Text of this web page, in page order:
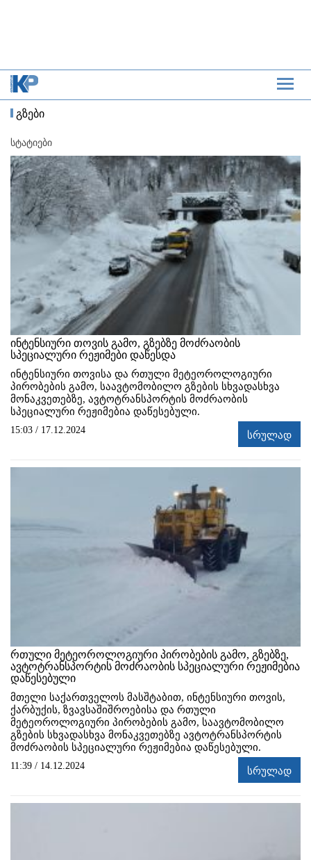
გზები
სტატიები
ინტენსიური თოვის გამო, გზებზე მოძრაობის
სპეციალური რეჟიმები დაწესდა
ინტენსიური თოვისა და რთული მეტეოროლოგიური
პირობების გამო, საავტომობილო გზების სხვადასხვა
მონაკვეთებზე, ავტოტრანსპორტის მოძრაობის
სპეციალური რეჟიმებია დაწესებული.
15:03 / 17.12.2024 სრულად
რთული მეტეოროლოგიური პირობების გამო, გზებზე,
ავტოტრანსპორტის მოძრაობის სპეციალური რეჟიმებია
დაწესებული
მთელი საქართველოს მასშტაბით, ინტენსიური თოვის,
ქარბუქის, ზვავსაშიშროებისა და რთული
მეტეოროლოგიური პირობების გამო, საავტომობილო
გზების სხვადასხვა მონაკვეთებზე ავტოტრანსპორტის
მოძრაობის სპეციალური რეჟიმებია დაწესებული.
11:39 / 14.12.2024 სრულად